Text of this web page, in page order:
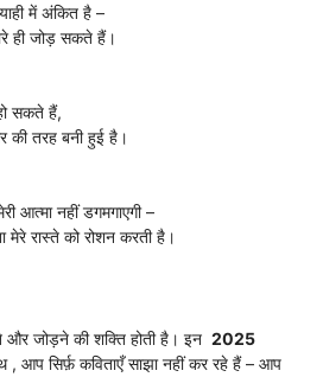
में अंकित है –
ही जोड़ सकते हैं।
सकते हैं,
की तरह बनी हुई है।
आत्मा नहीं डगमगाएगी –
मेरे रास्ते को रोशन करती है।
और जोड़ने की शक्ति होती है। इन 2025
, आप सिर्फ़ कविताएँ साझा नहीं कर रहे हैं – आप